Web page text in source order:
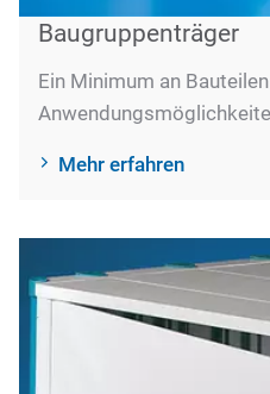
Baugruppenträger
Ein Minimum an
Mehr erfahren